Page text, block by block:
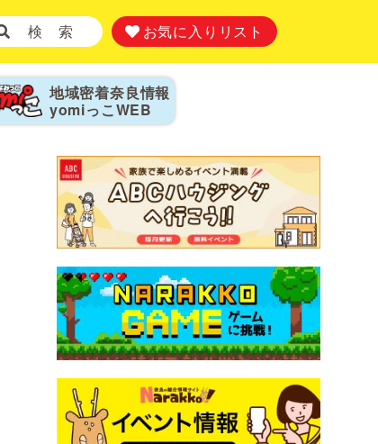
検 索 お気に入りリスト
地域密着奈良情報
yomiっこ WEB